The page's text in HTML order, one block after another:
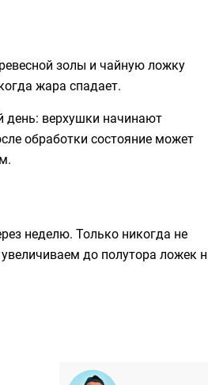
золы и чайную ложку
жара спадает.
день: верхушки начинают
обработки состояние может
неделю. Только никогда не
до полутора ложек